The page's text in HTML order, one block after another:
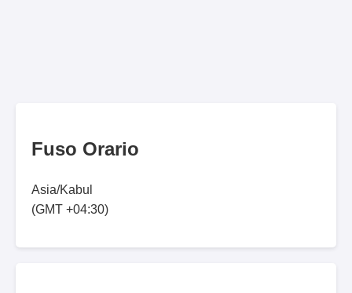
Fuso Orario
Asia/Kabul
(GMT +04:30)